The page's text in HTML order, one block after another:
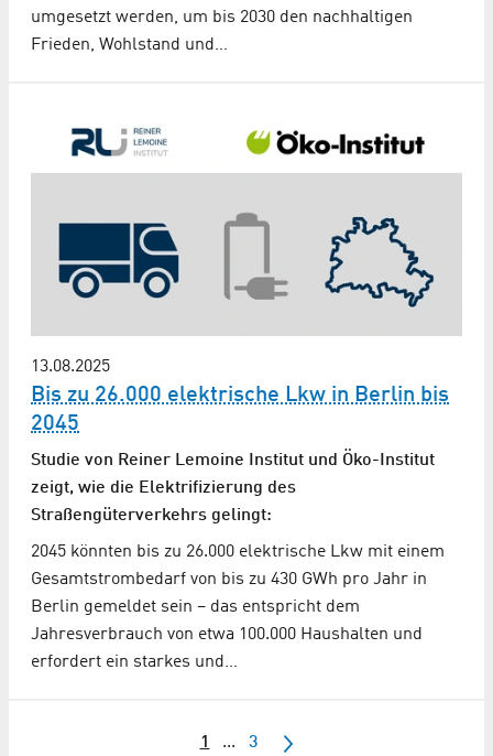
umgesetzt werden, um bis 2030 den nachhaltigen
Frieden, Wohlstand und…
13.08.2025
Bis zu 26.000 elektrische Lkw in Berlin bis
2045
Studie von Reiner Lemoine Institut und Öko-Institut
zeigt, wie die Elektrifizierung des
Straßengüterverkehrs gelingt:
2045 könnten bis zu 26.000 elektrische Lkw mit einem
Gesamtstrombedarf von bis zu 430 GWh pro Jahr in
Berlin gemeldet sein – das entspricht dem
Jahresverbrauch von etwa 100.000 Haushalten und
erfordert ein starkes und…
1 ... 3